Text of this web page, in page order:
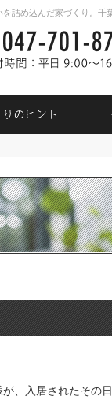
、入居されたその日